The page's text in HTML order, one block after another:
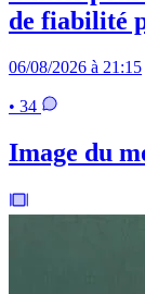
de fiabilité
06/08/2026 à 21:15
• 34
Image du